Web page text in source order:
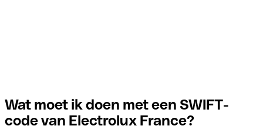
Wat moet ik doen met een SWIFT-
code van Electrolux France?